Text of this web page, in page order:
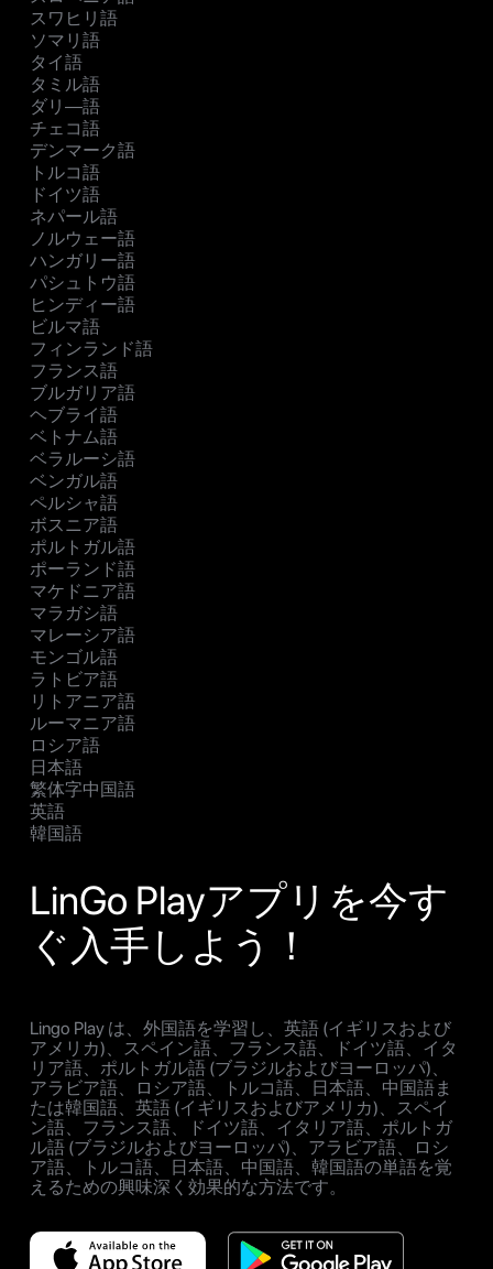
スワヒリ語
ソマリ語
タイ語
タミル語
ダリ―語
チェコ語
デンマーク語
トルコ語
ドイツ語
ネパール語
ノルウェー語
ハンガリー語
パシュトウ語
ヒンディー語
ビルマ語
フィンランド語
フランス語
ブルガリア語
ヘブライ語
ベトナム語
ベラルーシ語
ベンガル語
ペルシャ語
ボスニア語
ポルトガル語
ポーランド語
マケドニア語
マラガシ語
マレーシア語
モンゴル語
ラトビア語
リトアニア語
ルーマニア語
ロシア語
日本語
繁体字中国語
英語
韓国語
LinGo Playアプリを今す
ぐ入手しよう！
Lingo Play は、外国語を学習し、英語 (イギリスおよび
アメリカ)、スペイン語、フランス語、ドイツ語、イタ
リア語、ポルトガル語 (ブラジルおよびヨーロッパ)、
アラビア語、ロシア語、トルコ語、日本語、中国語ま
たは韓国語、英語 (イギリスおよびアメリカ)、スペイ
ン語、フランス語、ドイツ語、イタリア語、ポルトガ
ル語 (ブラジルおよびヨーロッパ)、アラビア語、ロシ
ア語、トルコ語、日本語、中国語、韓国語の単語を覚
えるための興味深く効果的な方法です。